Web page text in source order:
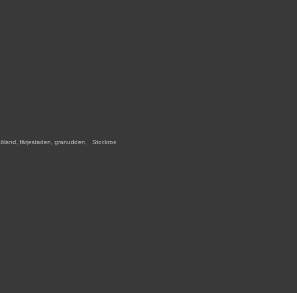
öland färjestaden granudden Stockros